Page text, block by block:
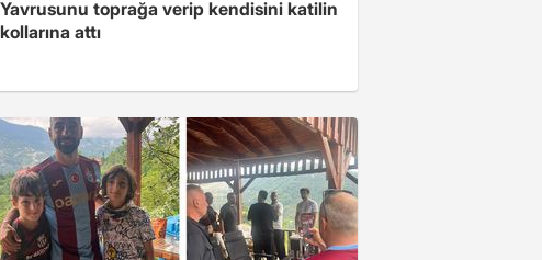
Yavrusunu toprağa verip kendisini katilin
kollarına attı